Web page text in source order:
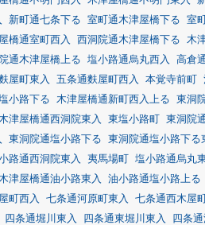
新町通七条下る 室町通木津屋橋下る 室
橋通室町西入 西洞院通木津屋橋下る 木
通木津屋橋上る 塩小路通烏丸西入 高倉
屋町東入 五条通麩屋町西入 本覚寺前町
小路下る 木津屋橋通新町西入上る 東洞
津屋橋通西洞院東入 東塩小路町 東洞院
東洞院通塩小路下る 東洞院通塩小路下る
路通西洞院東入 夷馬場町 塩小路通烏丸
津屋橋通油小路東入 油小路通塩小路上る
町西入 七条通河原町東入 七条通西木屋
四条通堀川東入 四条通東堀川東入 四条